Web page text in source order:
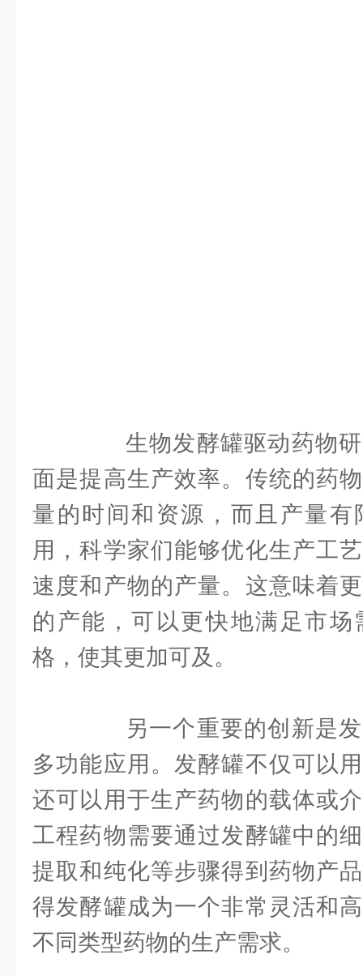
生物发酵罐驱动药物研
面是提高生产效率。传统的药
量的时间和资源，而且产量有
用，科学家们能够优化生产工
速度和产物的产量。这意味着
的产能，可以更快地满足市
格，使其更加可及。
另一个重要的创新是发
多功能应用。发酵罐不仅可以
还可以用于生产药物的载体或
工程药物需要通过发酵罐中的
提取和纯化等步骤得到药物产
得发酵罐成为一个非常灵活和
不同类型药物的生产需求。